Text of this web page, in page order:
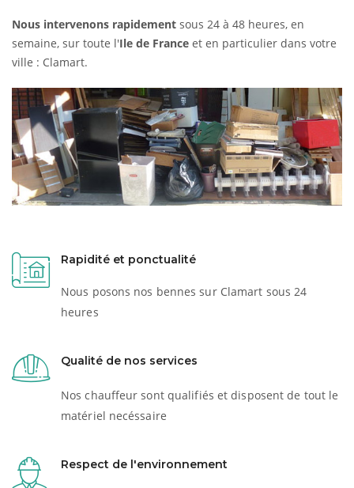
Nous intervenons rapidement sous 24 à 48 heures, en
semaine, sur toute l'Ile de France et en particulier dans votre
ville : Clamart.
Rapidité et ponctualité
Nous posons nos bennes sur Clamart sous 24
heures
Qualité de nos services
Nos chauffeur sont qualifiés et disposent de tout le
matériel necéssaire
Respect de l'environnement